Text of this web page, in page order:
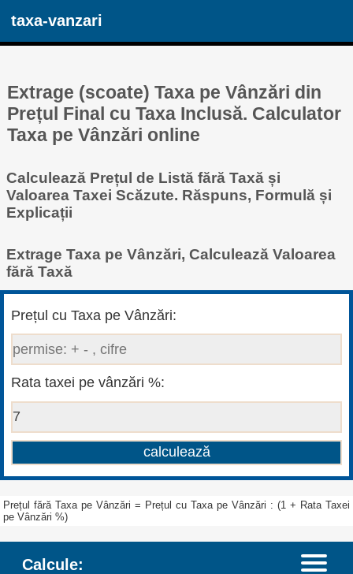
taxa-vanzari
Extrage (scoate) Taxa pe Vânzări din
Prețul Final cu Taxa Inclusă. Calculator
Taxa pe Vânzări online
Calculează Prețul de Listă fără Taxă și
Valoarea Taxei Scăzute. Răspuns, Formulă și
Explicații
Extrage Taxa pe Vânzări, Calculează Valoarea
fără Taxă
Prețul cu Taxa pe Vânzări:
Rata taxei pe vânzări %:
Prețul fără Taxa pe Vânzări = Prețul cu Taxa pe Vânzări : (1 + Rata Taxei
pe Vânzări %)
Calcule: